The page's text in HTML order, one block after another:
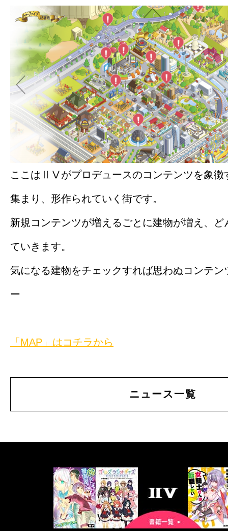
ここはⅡⅤがプロデュースのコンテンツを象徴
集まり、形作られていく街です。
新規コンテンツが増えるごとに建物が増え、
ていきます。
気になる建物をチェックすれば思わぬコンテン
ー
「MAP」はコチラから
ニュース一覧
書
籍
一
覧